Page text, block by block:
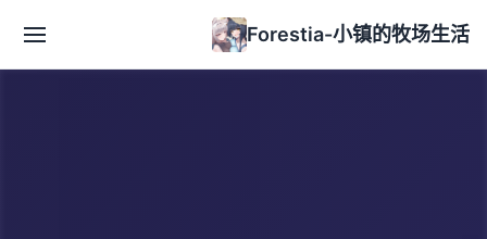
Forestia-小镇的牧场生活